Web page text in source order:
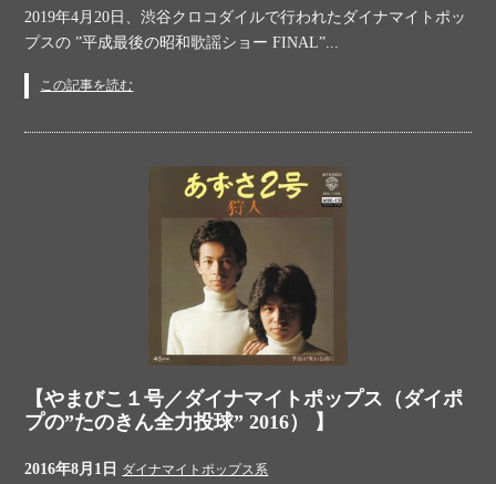
2019年4月20日、渋谷クロコダイルで行われたダイナマイトポッ
プスの ”平成最後の昭和歌謡ショー FINAL”...
この記事を読む
【やまびこ１号／ダイナマイトポップス（ダイポ
プの”たのきん全力投球” 2016） 】
2016年8月1日 ダイナマイトポップス系